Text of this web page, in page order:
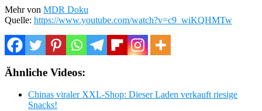
Mehr von MDR Doku
Quelle: https://www.youtube.com/watch?v=c9_wiKQHMTw
Ähnliche Videos:
Chinas viraler XXL-Shop: Dieser Laden verkauft riesige
Snacks!